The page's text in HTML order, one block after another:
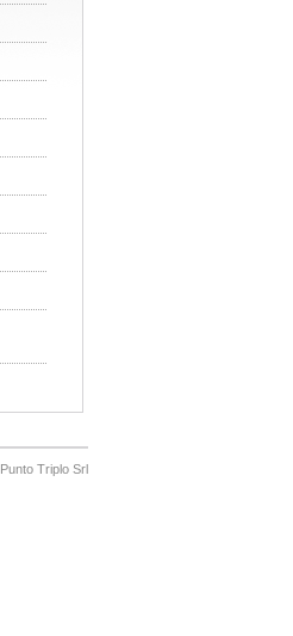
Punto Triplo Srl